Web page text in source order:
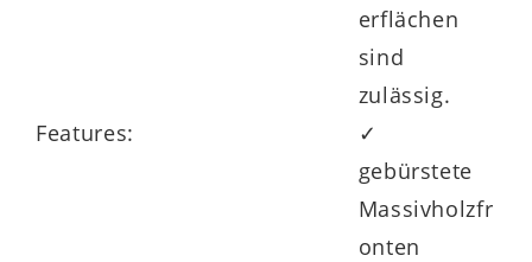
erflächen
sind
zulässig.
Features:
✓
gebürstete
Massivholzfr
onten